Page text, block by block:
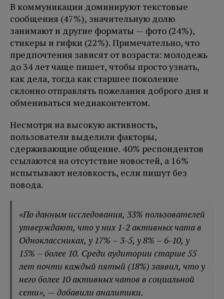
В коммуникации доминируют текстовые
сообщения (47%), значительную долю
занимают и другие форматы — фото (24%),
стикеры и гифки (22%). Примечательно, что
предпочтения зависят от возраста: молодежь
до 34 лет чаще пишет, чтобы просто узнать,
как дела, тогда как старшее поколение
склонно отправлять пожелания доброго дня и
обмениваться медиаконтентом.
Несмотря на высокую активность,
пользователи выделили факторы,
сдерживающие общение. 40% респондентов
ссылаются на отсутствие новостей, а 16%
испытывают неловкость, если пишут без
повода.
«По данным исследования, 33% пользователей
утверждают, что у них 1-2 активных чата в
Одноклассниках, у 17% – 3-5, у 8% – 6-10, у
15% – более 10. Среди аудитории старше 55
лет почти каждый пятый (18%) заявил, что у
него более 10 активных чатов в социальной
сети», — добавили аналитики.